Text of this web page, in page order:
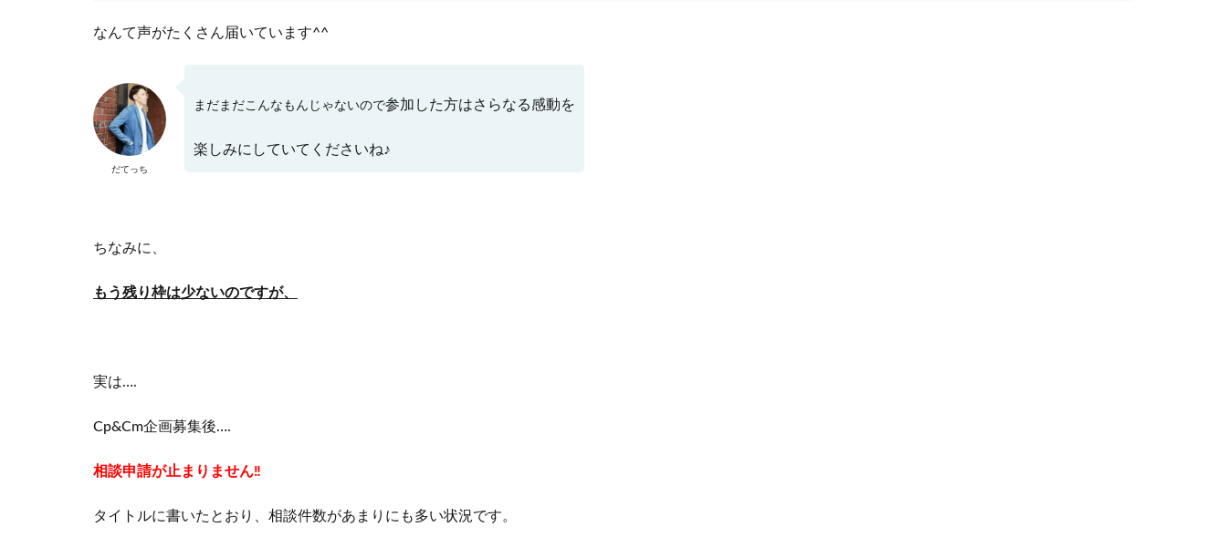
なんて声がたくさん届いています^^
だてっち
まだまだこんなもんじゃないので参加した方はさらなる感動を
楽しみにしていてくださいね♪
ちなみに、
もう残り枠は少ないのですが、
実は….
Cp&Cm企画募集後….
相談申請が止まりません‼
タイトルに書いたとおり、相談件数があまりにも多い状況です。